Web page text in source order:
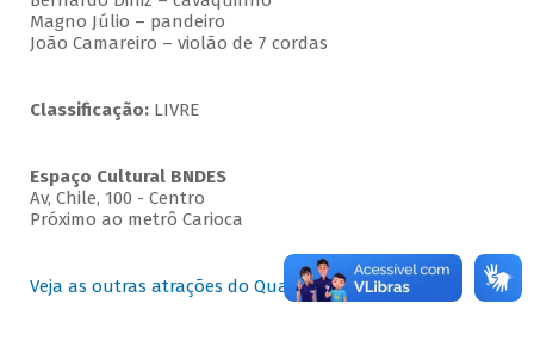
Magno Júlio – pandeiro
João Camareiro – violão de 7 cordas
Classificação:LIVRE
Espaço Cultural BNDES
Av, Chile, 100 - Centro
Próximo ao metrô Carioca
Veja as outras atrações do Quartas Instrumentais